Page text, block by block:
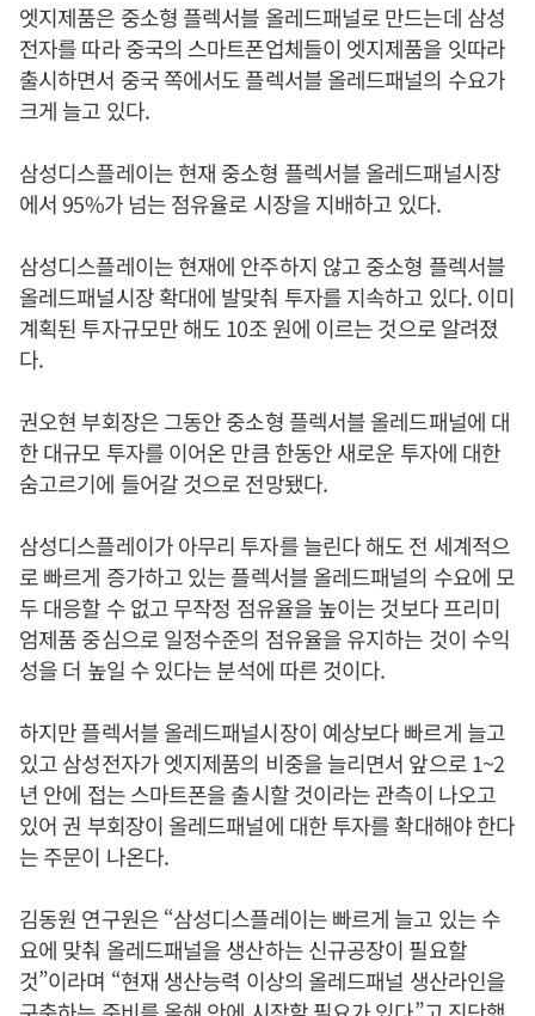
엣지제품은 중소형 플렉서블 올레드패널로 만드는데 삼성
전자를 따라 중국의 스마트폰업체들이 엣지제품을 잇따라
출시하면서 중국 쪽에서도 플렉서블 올레드패널의 수요가
크게 늘고 있다.
삼성디스플레이는 현재 중소형 플렉서블 올레드패널시장
에서 95%가 넘는 점유율로 시장을 지배하고 있다.
삼성디스플레이는 현재에 안주하지 않고 중소형 플렉서블
올레드패널시장 확대에 발맞춰 투자를 지속하고 있다. 이미
계획된 투자규모만 해도 10조 원에 이르는 것으로 알려졌
다.
권오현 부회장은 그동안 중소형 플렉서블 올레드패널에 대
한 대규모 투자를 이어온 만큼 한동안 새로운 투자에 대한
숨고르기에 들어갈 것으로 전망됐다.
삼성디스플레이가 아무리 투자를 늘린다 해도 전 세계적으
로 빠르게 증가하고 있는 플렉서블 올레드패널의 수요에 모
두 대응할 수 없고 무작정 점유율을 높이는 것보다 프리미
엄제품 중심으로 일정수준의 점유율을 유지하는 것이 수익
성을 더 높일 수 있다는 분석에 따른 것이다.
하지만 플렉서블 올레드패널시장이 예상보다 빠르게 늘고
있고 삼성전자가 엣지제품의 비중을 늘리면서 앞으로 1~2
년 안에 접는 스마트폰을 출시할 것이라는 관측이 나오고
있어 권 부회장이 올레드패널에 대한 투자를 확대해야 한다
는 주문이 나온다.
김동원 연구원은 “삼성디스플레이는 빠르게 늘고 있는 수
요에 맞춰 올레드패널을 생산하는 신규공장이 필요할
것”이라며 “현재 생산능력 이상의 올레드패널 생산라인을